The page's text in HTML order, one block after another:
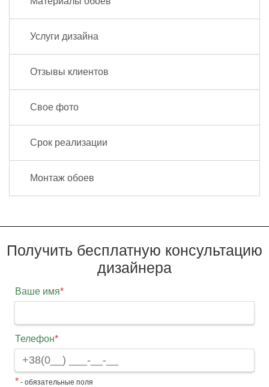
Услуги дизайна
Отзывы клиентов
Свое фото
Срок реализации
Монтаж обоев
Получить бесплатную консультацию
дизайнера
Ваше имя*
Телефон*
* - обязательные поля